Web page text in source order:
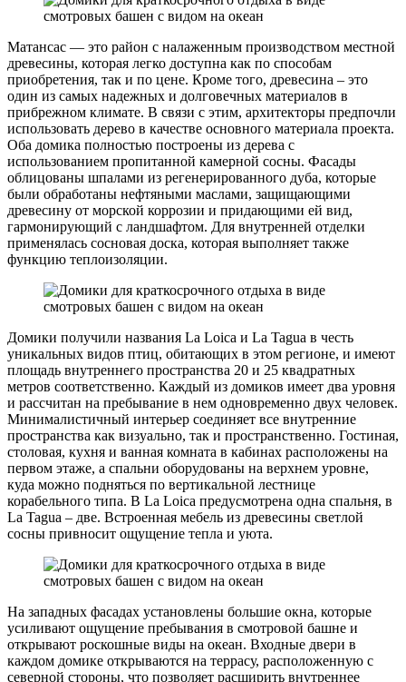
Матансас — это район с налаженным производством местной
древесины, которая легко доступна как по способам
приобретения, так и по цене. Кроме того, древесина – это
один из самых надежных и долговечных материалов в
прибрежном климате. В связи с этим, архитекторы предпочли
использовать дерево в качестве основного материала проекта.
Оба домика полностью построены из дерева с
использованием пропитанной камерной сосны. Фасады
облицованы шпалами из регенерированного дуба, которые
были обработаны нефтяными маслами, защищающими
древесину от морской коррозии и придающими ей вид,
гармонирующий с ландшафтом. Для внутренней отделки
применялась сосновая доска, которая выполняет также
функцию теплоизоляции.
Домики получили названия La Loica и La Tagua в честь
уникальных видов птиц, обитающих в этом регионе, и имеют
площадь внутреннего пространства 20 и 25 квадратных
метров соответственно. Каждый из домиков имеет два уровня
и рассчитан на пребывание в нем одновременно двух человек.
Минималистичный интерьер соединяет все внутренние
пространства как визуально, так и пространственно. Гостиная,
столовая, кухня и ванная комната в кабинах расположены на
первом этаже, а спальни оборудованы на верхнем уровне,
куда можно подняться по вертикальной лестнице
корабельного типа. В La Loica предусмотрена одна спальня, в
La Tagua – две. Встроенная мебель из древесины светлой
сосны привносит ощущение тепла и уюта.
На западных фасадах установлены большие окна, которые
усиливают ощущение пребывания в смотровой башне и
открывают роскошные виды на океан. Входные двери в
каждом домике открываются на террасу, расположенную с
северной стороны, что позволяет расширить внутреннее